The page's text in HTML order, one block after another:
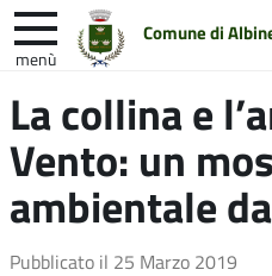
Comune di
menù
nel
sito
Entra in Comune
Unione
La collina e
Vento: un
ambientale
Pubblicato il 25 Marzo 2019